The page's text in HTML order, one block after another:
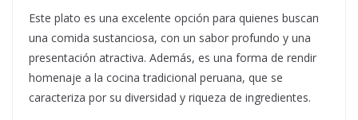
Este plato es una excelente opción para quienes buscan
una comida sustanciosa, con un sabor profundo y una
presentación atractiva. Además, es una forma de rendir
homenaje a la cocina tradicional peruana, que se
caracteriza por su diversidad y riqueza de ingredientes.